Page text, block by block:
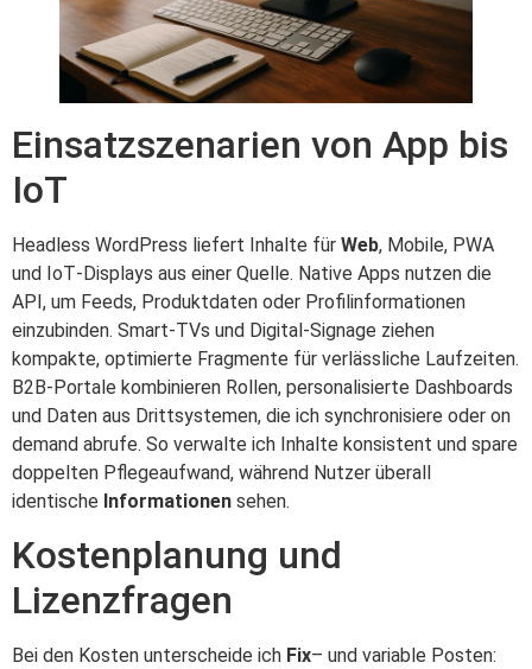
Einsatzszenarien von App bis
IoT
Headless WordPress liefert Inhalte für Web, Mobile, PWA
und IoT‑Displays aus einer Quelle. Native Apps nutzen die
API, um Feeds, Produktdaten oder Profilinformationen
einzubinden. Smart‑TVs und Digital‑Signage ziehen
kompakte, optimierte Fragmente für verlässliche Laufzeiten.
B2B‑Portale kombinieren Rollen, personalisierte Dashboards
und Daten aus Drittsystemen, die ich synchronisiere oder on
demand abrufe. So verwalte ich Inhalte konsistent und spare
doppelten Pflegeaufwand, während Nutzer überall
identische Informationen sehen.
Kostenplanung und
Lizenzfragen
Bei den Kosten unterscheide ich Fix– und variable Posten: